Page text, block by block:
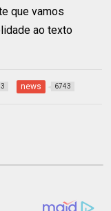
que vamos
ao texto
news 6743